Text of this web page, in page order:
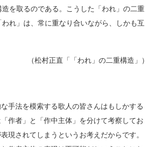
を取るのである。こうした「われ」の二重
れ」は、常に重なり合いながら、しかも互
（松村正直「「われ」の二重構造」）
手法を模索する歌人の皆さんはもしかする
作者」と「作中主体」を分けて考察してお
現されてしまうというお考えだからです。